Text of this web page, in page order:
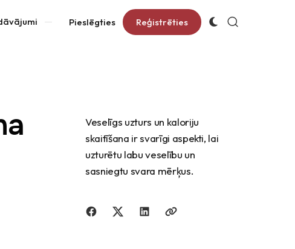
Pieslēgties Reģistrēties
Veselīgs uzturs un kaloriju
skaitīšana ir svarīgi aspekti, lai
uzturētu labu veselību un
sasniegtu svara mērķus.
Dalīties ar draugiem